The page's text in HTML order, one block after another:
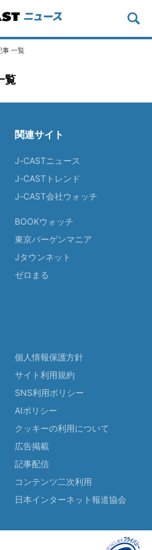
事 一覧
覧
関連サイト
J-CASTニュース
J-CASTトレンド
J-CAST会社ウォッチ
BOOKウォッチ
東京バーゲンマニア
Jタウンネット
ゼロまる
個人情報保護方針
サイト利用規約
SNS利用ポリシー
AIポリシー
クッキーの利用について
広告掲載
記事配信
コンテンツ二次利用
日本インターネット報道協会